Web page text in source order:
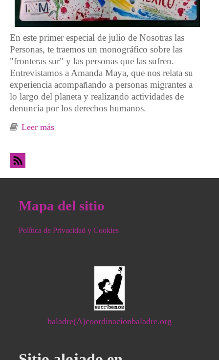
En este primer especial de julio de Nosotras las
Personas, te traemos un monográfico sobre las
"fronteras sur" y las personas que las sufren.
Entrevistamos a Amanda Maya, que nos relata su
experiencia acompañando a personas migrantes a
lo largo del planeta y realizando actividades de
denuncia por los derechos humanos.
Leer más
Mapa del sitio
Política de Privacidad y Cookies
baladre(A)coordinacionbaladre.org